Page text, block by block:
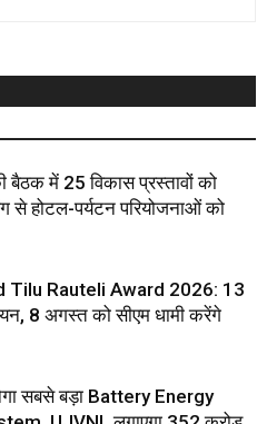
बैठक में 25 विकास प्रस्तावों को
से होटल-पर्यटन परियोजनाओं को
Tilu Rauteli Award 2026: 13
8 अगस्त को सीएम धामी करेंगे
सबसे बड़ा Battery Energy